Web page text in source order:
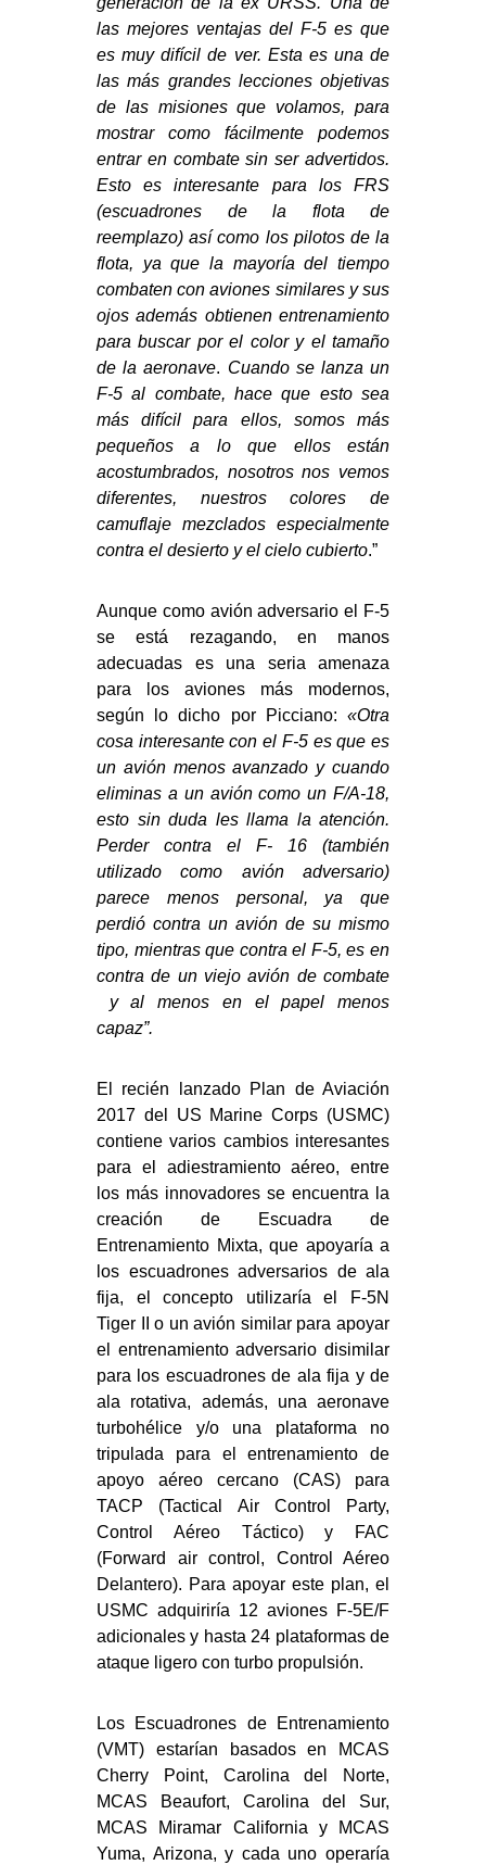
las mejores ventajas del F-5 es que
es muy difícil de ver. Esta es una de
las más grandes lecciones objetivas
de las misiones que volamos, para
mostrar como fácilmente podemos
entrar en combate sin ser advertidos.
Esto es interesante para los FRS
(escuadrones de la flota de
reemplazo) así como los pilotos de la
flota, ya que la mayoría del tiempo
combaten con aviones similares y sus
ojos además obtienen entrenamiento
para buscar por el color y el tamaño
de la aeronave. Cuando se lanza un
F-5 al combate, hace que esto sea
más difícil para ellos, somos más
pequeños a lo que ellos están
acostumbrados, nosotros nos vemos
diferentes, nuestros colores de
camuflaje mezclados especialmente
contra el desierto y el cielo cubierto.”
Aunque como avión adversario el F-5
se está rezagando, en manos
adecuadas es una seria amenaza
para los aviones más modernos,
según lo dicho por Picciano: «Otra
cosa interesante con el F-5 es que es
un avión menos avanzado y cuando
eliminas a un avión como un F/A-18,
esto sin duda les llama la atención.
Perder contra el F- 16 (también
utilizado como avión adversario)
parece menos personal, ya que
perdió contra un avión de su mismo
tipo, mientras que contra el F-5, es en
contra de un viejo avión de combate
y al menos en el papel menos
capaz”.
El recién lanzado Plan de Aviación
2017 del US Marine Corps (USMC)
contiene varios cambios interesantes
para el adiestramiento aéreo, entre
los más innovadores se encuentra la
creación de Escuadra de
Entrenamiento Mixta, que apoyaría a
los escuadrones adversarios de ala
fija, el concepto utilizaría el F-5N
Tiger II o un avión similar para apoyar
el entrenamiento adversario disimilar
para los escuadrones de ala fija y de
ala rotativa, además, una aeronave
turbohélice y/o una plataforma no
tripulada para el entrenamiento de
apoyo aéreo cercano (CAS) para
TACP (Tactical Air Control Party,
Control Aéreo Táctico) y FAC
(Forward air control, Control Aéreo
Delantero). Para apoyar este plan, el
USMC adquiriría 12 aviones F-5E/F
adicionales y hasta 24 plataformas de
ataque ligero con turbo propulsión.
Los Escuadrones de Entrenamiento
(VMT) estarían basados en MCAS
Cherry Point, Carolina del Norte,
MCAS Beaufort, Carolina del Sur,
MCAS Miramar California y MCAS
Yuma, Arizona, y cada uno operaría